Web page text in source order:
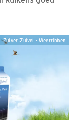
Zuiver Zuivel - Weerribben